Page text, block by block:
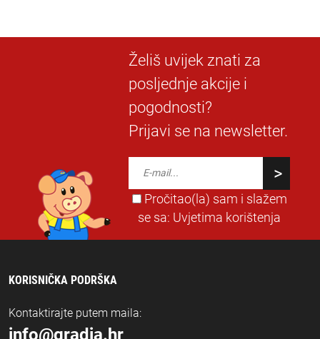
Želiš uvijek znati za
posljednje akcije i
pogodnosti?
Prijavi se na newsletter.
Pročitao(la) sam i slažem
se sa: Uvjetima korištenja
KORISNIČKA PODRŠKA
Kontaktirajte putem maila:
info@gradja.hr